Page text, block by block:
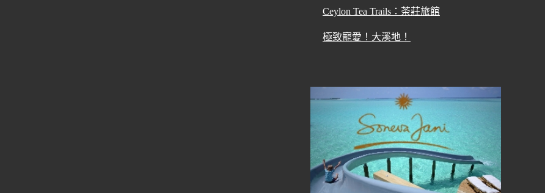
Ceylon Tea Trails：茶莊旅館
極致寵愛！大溪地！